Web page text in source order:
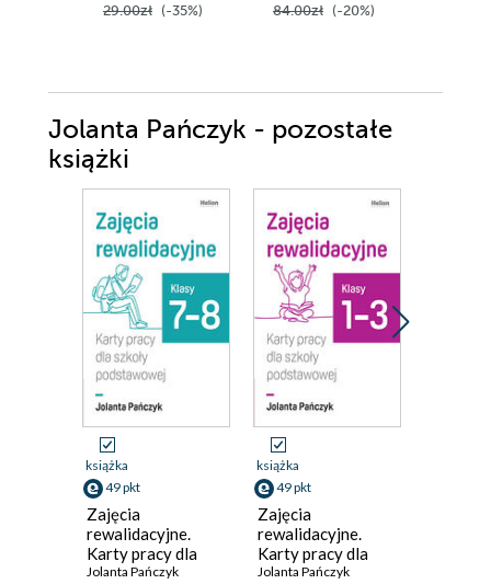
29.00zł (-35%) 84.00zł (-20%)
Jolanta Pańczyk - pozostałe
książki
książka
49 pkt
Zajęcia
rewalidacyjne.
Karty pracy dla
szkoły
Jolanta Pańczyk
książka
49 pkt
Zajęcia
rewalidacyjne.
Karty pracy dla
szkoły
Jolanta Pańczyk